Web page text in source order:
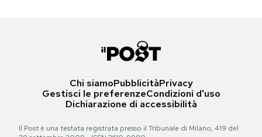
Chi siamoPubblicitàPrivacy
Gestisci le preferenzeCondizioni d'uso
Dichiarazione di accessibilità
Il Post è una testata registrata presso il Tribunale di Milano, 419 del